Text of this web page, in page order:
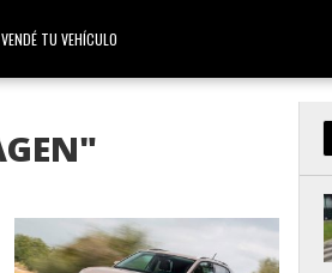
VENDÉ TU VEHÍCULO